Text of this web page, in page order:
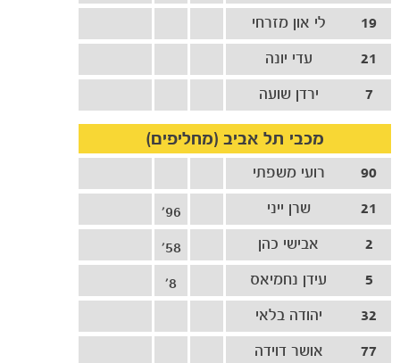
משחקים
ותוצאות
19
לי און מזרחי
21
עדי יונה
7
ירדן שועה
מכבי תל אביב (מחליפים)
90
רועי משפתי
21
שרן ייני
96'
2
אבישי כהן
58'
5
עידן נחמיאס
8'
32
יהודה בלאי
77
אושר דוידה